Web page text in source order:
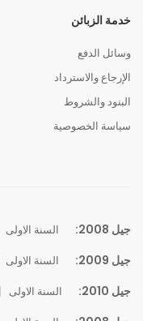
خدمة الزبائن
وسائل الدفع
الإرجاع والاسترداد
البنود والشروط
سياسة الخصوصية
جيل 2008: السنة الاولى
جيل 2009: السنة الاولى
جيل 2010: السنة الاولى